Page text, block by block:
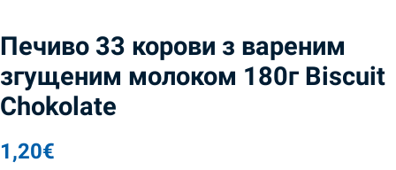
Печиво 33 корови з вареним
згущеним молоком 180г Biscuit
Chokolate
1,20€